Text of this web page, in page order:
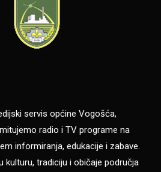
servis općine Vogošća,
radio i TV programe na
informiranja, edukacije i zabave.
kulturu, tradiciju i običaje područja